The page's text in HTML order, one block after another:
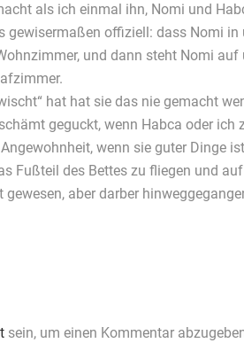
als ich einmal ihn, Nomi und
gewisermaßen offiziell: dass Nomi
und dann steht Nomi
hat hat sie das nie gemacht
geguckt, wenn Habca oder
wenn sie guter Dinge
Fußteil des Bettes zu fliegen und
aber darber
sein, um einen Kommentar